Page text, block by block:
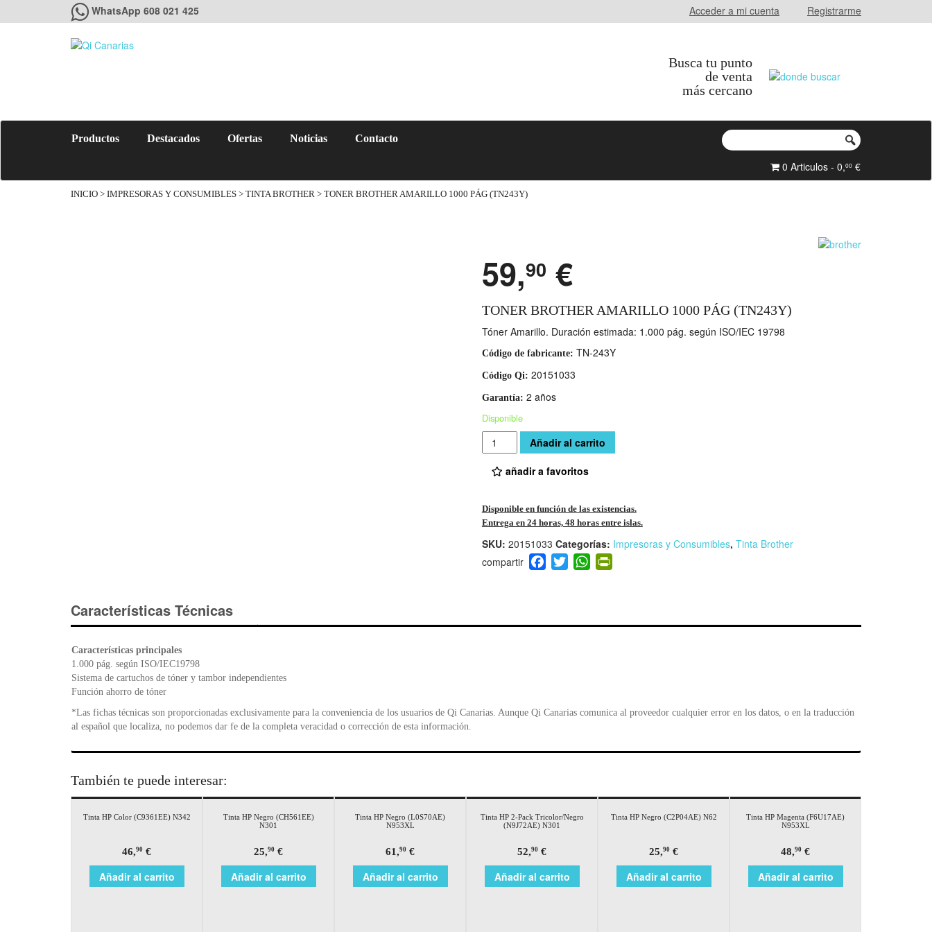
WhatsApp 608 021 425 Acceder a mi cuenta Registrarme
Busca tu punto
de venta
más cercano
Productos Destacados Ofertas Noticias Contacto
0 Articulos - 0,00 €
INICIO > IMPRESORAS Y CONSUMIBLES > TINTA BROTHER > TONER BROTHER AMARILLO 1000 PÁG (TN243Y)
59,90 €
TONER BROTHER AMARILLO 1000 PÁG (TN243Y)
Tóner Amarillo. Duración estimada: 1.000 pág. según ISO/IEC 19798
Código de fabricante: TN-243Y
Código Qi: 20151033
Garantía: 2 años
Disponible
Cantidad Añadir al carrito
añadir a favoritos
Disponible en función de las existencias.
Entrega en 24 horas, 48 horas entre islas.
SKU: 20151033 Categorías: Impresoras y Consumibles, Tinta Brother
F
a
b
T
wi
W
h
A
Pr
in
e
Características Técnicas
Características principales
1.000 pág. según ISO/IEC19798
Sistema de cartuchos de tóner y tambor independientes
Función ahorro de tóner
*Las fichas técnicas son proporcionadas exclusivamente para la conveniencia de los usuarios de Qi Canarias. Aunque Qi Canarias comunica al proveedor cualquier error en los datos, o en la traducción
al español que localiza, no podemos dar fe de la completa veracidad o corrección de esta información.
También te puede interesar:
Tinta HP Color (C9361EE) N342
46,90 €
Añadir al carrito
Tinta HP Negro (CH561EE)
N301
25,90 €
Añadir al carrito
Tinta HP Negro (L0S70AE)
N953XL
61,90 €
Añadir al carrito
Tinta HP 2-Pack Tricolor/Negro
(N9J72AE) N301
52,90 €
Añadir al carrito
Tinta HP Negro (C2P04AE) N62
25,90 €
Añadir al carrito
Tinta HP Magenta (F6U17AE)
N953XL
48,90 €
Añadir al carrito